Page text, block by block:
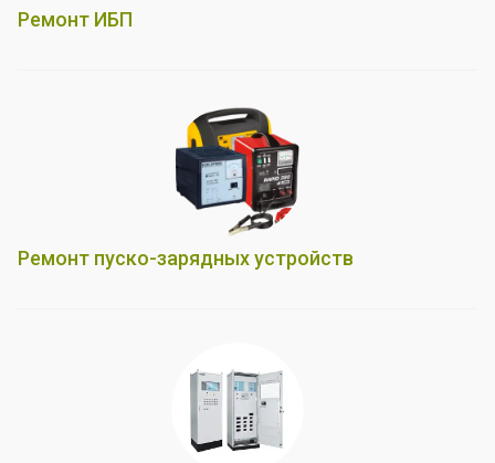
Ремонт ИБП
Ремонт пуско-зарядных устройств